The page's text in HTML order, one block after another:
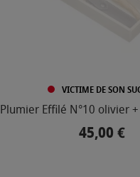
VICTIME DE SON
Plumier Effilé N°10 olivier
Prix
45,00 €